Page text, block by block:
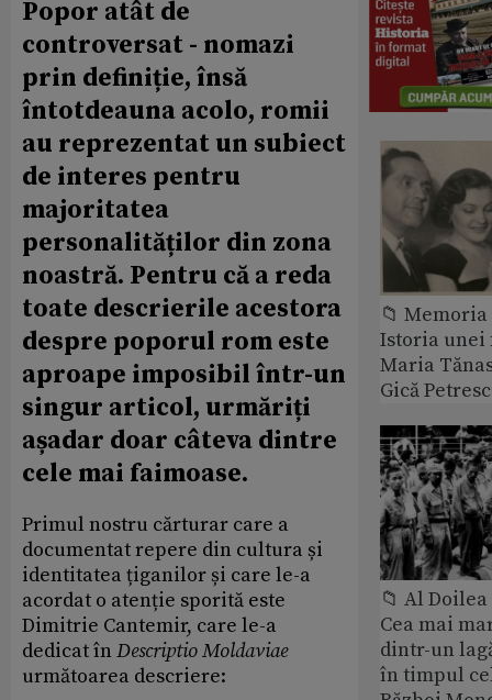
Popor atât de
controversat - nomazi
prin definiție, însă
întotdeauna acolo, romii
au reprezentat un subiect
de interes pentru
majoritatea
personalităților din zona
noastră. Pentru că a reda
toate descrierile acestora
despre poporul rom este
aproape imposibil într-un
singur articol, urmăriți
așadar doar câteva dintre
cele mai faimoase.
Primul nostru cărturar care a
documentat repere din cultura și
identitatea țiganilor și care le-a
acordat o atenție sporită este
Dimitrie Cantemir, care le-a
dedicat înDescriptio Moldaviae
următoarea descriere:
📁
Istoria
Maria
Gică
📁 Al
Cea mai
dintr-un
în timpul